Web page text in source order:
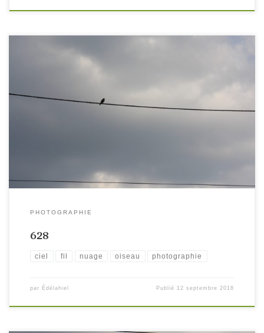
PHOTOGRAPHIE
628
ciel fil nuage oiseau photographie
par Édélahiel Publié 12 septembre 2018